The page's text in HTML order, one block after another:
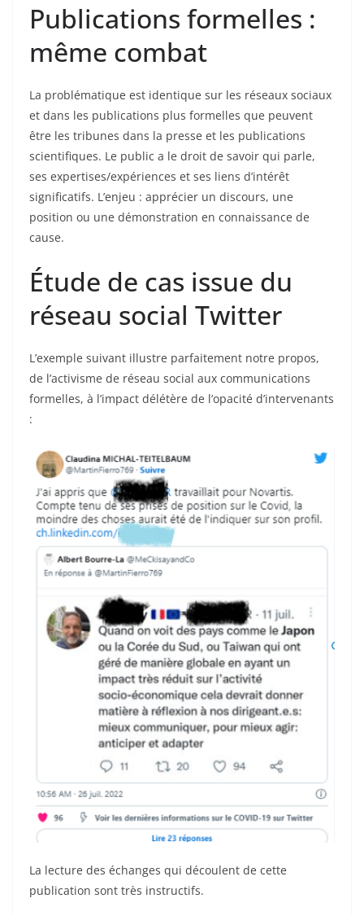
Publications formelles :
même combat
La problématique est identique sur les réseaux sociaux
et dans les publications plus formelles que peuvent
être les tribunes dans la presse et les publications
scientifiques. Le public a le droit de savoir qui parle,
ses expertises/expériences et ses liens d’intérêt
significatifs. L’enjeu : apprécier un discours, une
position ou une démonstration en connaissance de
cause.
Étude de cas issue du
réseau social Twitter
L’exemple suivant illustre parfaitement notre propos,
de l’activisme de réseau social aux communications
formelles, à l’impact délétère de l’opacité d’intervenants
:
La lecture des échanges qui découlent de cette
publication sont très instructifs.